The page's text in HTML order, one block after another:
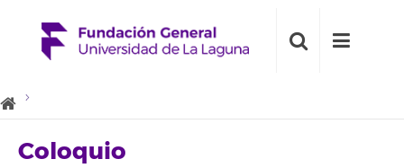
Coloquio